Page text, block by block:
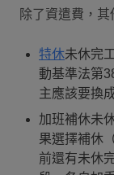
除了資遣費，
特休未休完
動基準法第
主應該要換
加班補休未
果選擇補休
前還有未休